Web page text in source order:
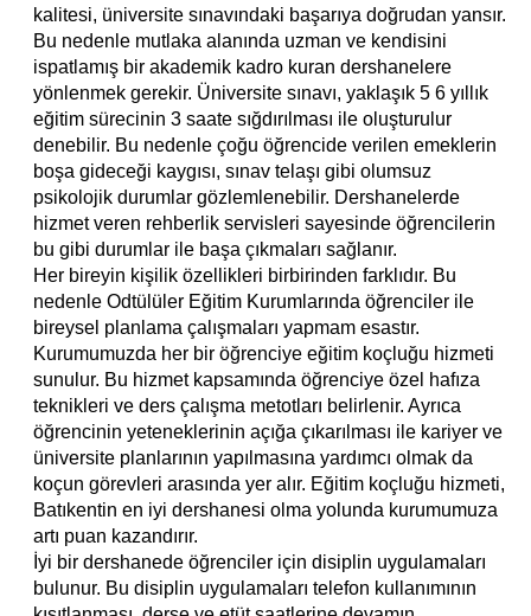
kalitesi, üniversite sınavındaki başarıya doğrudan yansır.
Bu nedenle mutlaka alanında uzman ve kendisini
ispatlamış bir akademik kadro kuran dershanelere
yönlenmek gerekir. Üniversite sınavı, yaklaşık 5 6 yıllık
eğitim sürecinin 3 saate sığdırılması ile oluşturulur
denebilir. Bu nedenle çoğu öğrencide verilen emeklerin
boşa gideceği kaygısı, sınav telaşı gibi olumsuz
psikolojik durumlar gözlemlenebilir. Dershanelerde
hizmet veren rehberlik servisleri sayesinde öğrencilerin
bu gibi durumlar ile başa çıkmaları sağlanır.
Her bireyin kişilik özellikleri birbirinden farklıdır. Bu
nedenle Odtülüler Eğitim Kurumlarında öğrenciler ile
bireysel planlama çalışmaları yapmam esastır.
Kurumumuzda her bir öğrenciye eğitim koçluğu hizmeti
sunulur. Bu hizmet kapsamında öğrenciye özel hafıza
teknikleri ve ders çalışma metotları belirlenir. Ayrıca
öğrencinin yeteneklerinin açığa çıkarılması ile kariyer ve
üniversite planlarının yapılmasına yardımcı olmak da
koçun görevleri arasında yer alır. Eğitim koçluğu hizmeti,
Batıkentin en iyi dershanesi olma yolunda kurumumuza
artı puan kazandırır.
İyi bir dershanede öğrenciler için disiplin uygulamaları
bulunur. Bu disiplin uygulamaları telefon kullanımının